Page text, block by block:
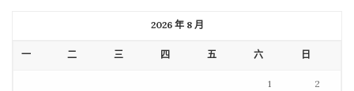
2026 年 8 月
一 二 三 四 五 六 日
1 2